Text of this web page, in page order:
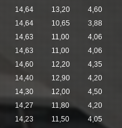
14,64 13,20 4,60
14,64 10,65 3,88
14,63 11,00 4,06
14,63 11,00 4,06
14,60 12,20 4,35
14,40 12,90 4,20
14,30 12,00 4,50
14,27 11,80 4,20
14,23 11,50 4,05